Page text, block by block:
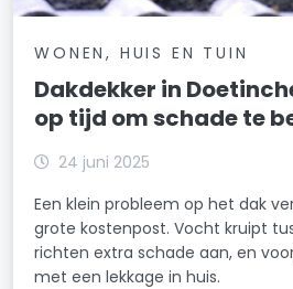
WONEN, HUIS EN TUIN
Dakdekker in
op tijd om schade te
24 juni 2025
Een klein probleem op het dak
grote kostenpost. Vocht kruipt
richten extra schade aan, en
met een lekkage in huis.